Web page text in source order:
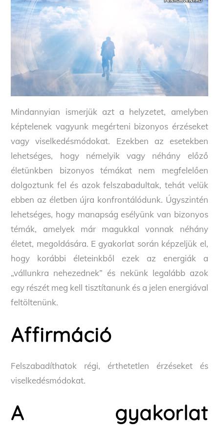
Mindannyian ismerjük azt a helyzetet, amelyben
képtelenek vagyunk megérteni bizonyos érzéseket
vagy viselkedésmódokat. Ezekben az esetekben
lehetséges, hogy némelyik vagy néhány előző
életünkben bizonyos témákat nem megfelelően
dolgoztunk fel és azok felszabadultak, tehát velük
ebben az életben újra konfrontálódunk. Úgyszintén
lehetséges, hogy manapság esélyünk van bizonyos
témák, amelyek már magukkal vonnak néhány
életet, megoldására. E gyakorlat során képzeljük el,
hogy korábbi életeinkből ezek az energiák a
„vállunkra nehezednek” és nekünk legalább azok
egy részét meg kell tisztítanunk és a jelen energiával
feltöltenünk.
Affirmáció
Felszabadíthatok régi, érthetetlen érzéseket és
viselkedésmódokat.
A gyakorlat